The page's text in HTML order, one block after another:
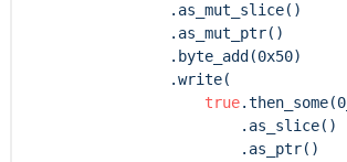
                .as_mut_slice()
                .as_mut_ptr()
                .byte_add(0x50)
                .write(
true.then_some(0_
                        .as_slice()
                        .as_ptr()